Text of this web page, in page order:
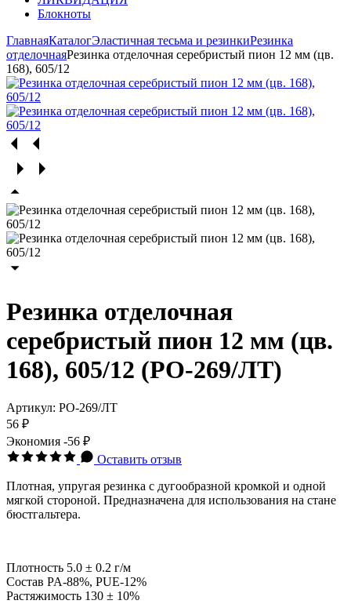
Блокноты
ГлавнаяКаталогЭластичная тесьма и резинкиРезинка
отделочнаяРезинка отделочная серебристый пион 12 мм (цв.
168), 605/12
Резинка отделочная
серебристый пион 12 мм (цв.
168), 605/12 (РО-269/ЛТ)
Артикул: РО-269/ЛТ
56 ₽
Экономия -56 ₽
Оставить отзыв
Плотная, упругая резинка с дугообразной кромкой и одной
мягкой стороной. Предназначена для использования на стане
бюстгальтера.
Плотность 5.0 ± 0.2 г/м
Состав PA-88%, PUE-12%
Растяжимость 130 ± 10%